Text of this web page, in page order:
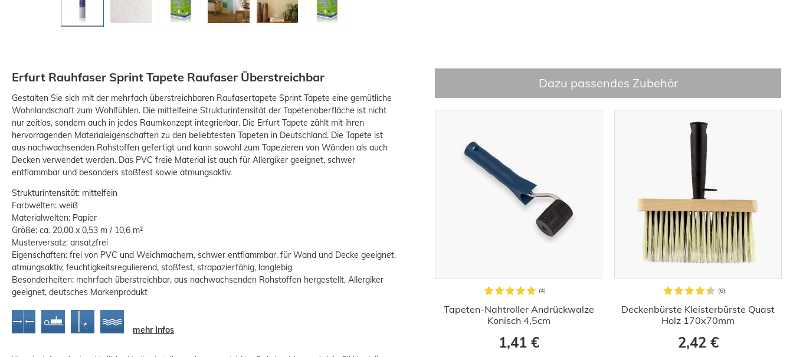
Erfurt Rauhfaser Sprint Tapete Raufaser Überstreichbar
Gestalten Sie sich mit der mehrfach überstreichbaren Raufasertapete Sprint Tapete eine gemütliche
Wohnlandschaft zum Wohlfühlen. Die mittelfeine Strukturintensität der Tapetenoberfläche ist nicht
nur zeitlos, sondern auch in jedes Raumkonzept integrierbar. Die Erfurt Tapete zählt mit ihren
hervorragenden Materialeigenschaften zu den beliebtesten Tapeten in Deutschland. Die Tapete ist
aus nachwachsenden Rohstoffen gefertigt und kann sowohl zum Tapezieren von Wänden als auch
Decken verwendet werden. Das PVC freie Material ist auch für Allergiker geeignet, schwer
entflammbar und besonders stoßfest sowie atmungsaktiv.
Strukturintensität: mittelfein
Farbwelten: weiß
Materialwelten: Papier
Größe: ca. 20,00 x 0,53 m / 10,6 m²
Musterversatz: ansatzfrei
Eigenschaften: frei von PVC und Weichmachern, schwer entflammbar, für Wand und Decke geeignet,
atmungsaktiv, feuchtigkeitsregulierend, stoßfest, strapazierfähig, langlebig
Besonderheiten: mehrfach überstreichbar, aus nachwachsenden Rohstoffen hergestellt, Allergiker
geeignet, deutsches Markenprodukt
mehr Infos
Dazu passendes Zubehör
-15%
Profi Werkzeug-Set Zubehör
Tapezierwerkzeug 15-teilig
Tapeten-Nahtroller Andrückwalze
Konisch 4,5cm
1,41 €
Deckenbürste Kleisterbürste Quast
Holz 170x70mm
2,42 €